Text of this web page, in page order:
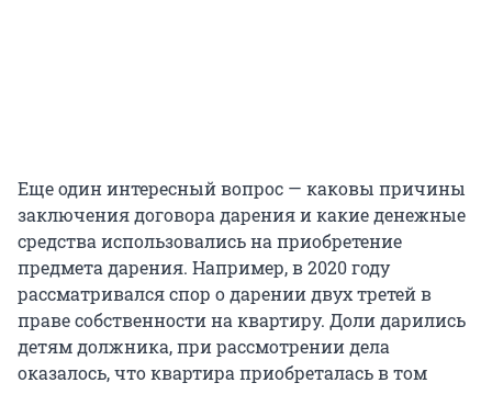
Еще один интересный вопрос — каковы причины
заключения договора дарения и какие денежные
средства использовались на приобретение
предмета дарения. Например, в 2020 году
рассматривался спор о дарении двух третей в
праве собственности на квартиру. Доли дарились
детям должника, при рассмотрении дела
оказалось, что квартира приобреталась в том